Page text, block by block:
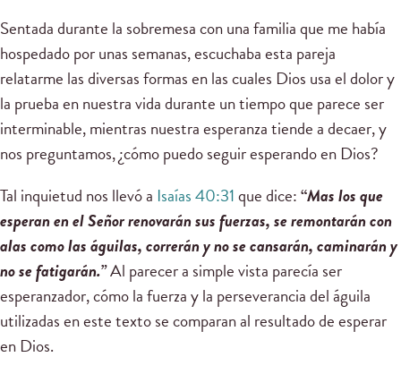
Sentada durante la sobremesa con una familia que me había
hospedado por unas semanas, escuchaba esta pareja
relatarme las diversas formas en las cuales Dios usa el dolor y
la prueba en nuestra vida durante un tiempo que parece ser
interminable, mientras nuestra esperanza tiende a decaer, y
nos preguntamos, ¿cómo puedo seguir esperando en Dios?
Tal inquietud nos llevó a Isaías 40:31que dice:“Mas los que
esperan en el Señor renovarán sus fuerzas, se remontarán con
alas como las águilas, correrán y no se cansarán, caminarán y
no se fatigarán.”Al parecer a simple vista parecía ser
esperanzador, cómo la fuerza y la perseverancia del águila
utilizadas en este texto se comparan al resultado de esperar
en Dios.